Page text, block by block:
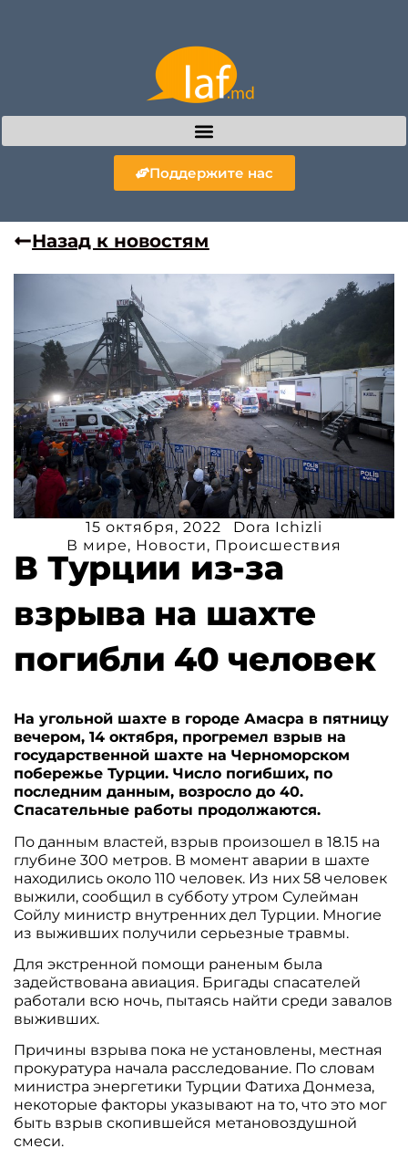
Поддержите нас
Назад к новостям
15 октября, 2022
Dora Ichizli
В мире, Новости, Происшествия
В Турции из-за
взрыва на шахте
погибли 40 человек
На угольной шахте в городе Амасра в пятницу
вечером, 14 октября, прогремел взрыв на
государственной шахте на Черноморском
побережье Турции. Число погибших, по
последним данным, возросло до 40.
Спасательные работы продолжаются.
По данным властей, взрыв произошел в 18.15 на
глубине 300 метров. В момент аварии в шахте
находились около 110 человек. Из них 58 человек
выжили, сообщил в субботу утром Сулейман
Сойлу министр внутренних дел Турции. Многие
из выживших получили серьезные травмы.
Для экстренной помощи раненым была
задействована авиация. Бригады спасателей
работали всю ночь, пытаясь найти среди завалов
выживших.
Причины взрыва пока не установлены, местная
прокуратура начала расследование. По словам
министра энергетики Турции Фатиха Донмеза,
некоторые факторы указывают на то, что это мог
быть взрыв скопившейся метановоздушной
смеси.